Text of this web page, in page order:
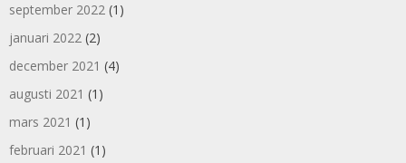
september 2022 (1)
januari 2022 (2)
december 2021 (4)
augusti 2021 (1)
mars 2021 (1)
februari 2021 (1)